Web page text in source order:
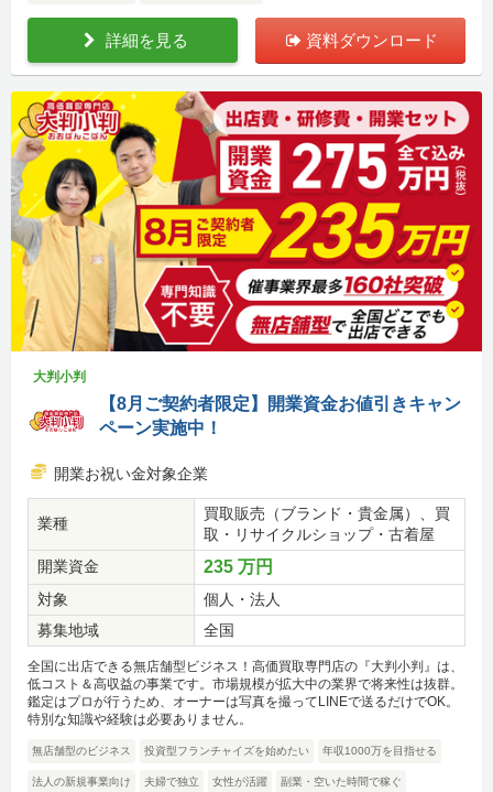
詳細を見る 資料ダウンロード
大判小判
【8月ご契約者限定】開業資金お値引きキャン
ペーン実施中！
開業お祝い金対象企業
業種
買取販売（ブランド・貴金属）、買
取・リサイクルショップ・古着屋
開業資金
235 万円
対象
個人・法人
募集地域
全国
全国に出店できる無店舗型ビジネス！高価買取専門店の『大判小判』は、
低コスト＆高収益の事業です。市場規模が拡大中の業界で将来性は抜群。
鑑定はプロが行うため、オーナーは写真を撮ってLINEで送るだけでOK。
特別な知識や経験は必要ありません。
無店舗型のビジネス 投資型フランチャイズを始めたい 年収1000万を目指せる
法人の新規事業向け 夫婦で独立 女性が活躍 副業・空いた時間で稼ぐ